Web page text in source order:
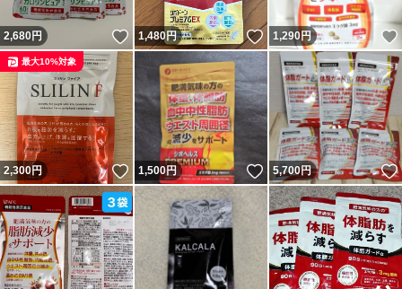
2,680円 いいね！
1,480円 いいね！
1,290円
2,300円 いいね！
最大10%対象
1,500円 いいね！
5,700円